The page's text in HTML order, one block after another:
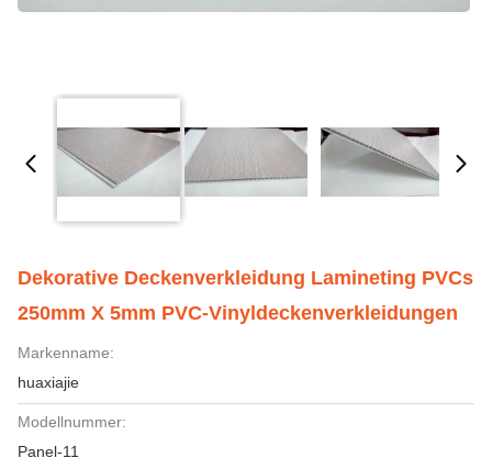
Dekorative Deckenverkleidung Lamineting PVCs
250mm X 5mm PVC-Vinyldeckenverkleidungen
Markenname:
huaxiajie
Modellnummer:
Panel-11